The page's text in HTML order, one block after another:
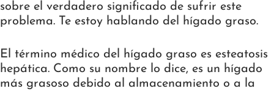
sobre el verdadero significado de sufrir este
problema. Te estoy hablando del hígado graso.
El término médico del hígado graso es esteatosis
hepática. Como su nombre lo dice, es un hígado
más grasoso debido al almacenamiento o a la